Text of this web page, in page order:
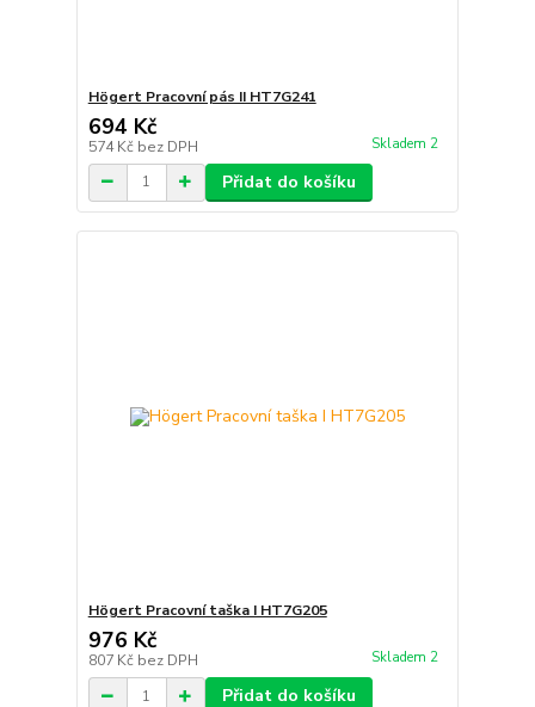
Högert Pracovní pás II HT7G241
694 Kč
574 Kč bez DPH Skladem 2
Přidat do košíku
Högert Pracovní taška I HT7G205
976 Kč
807 Kč bez DPH Skladem 2
Přidat do košíku